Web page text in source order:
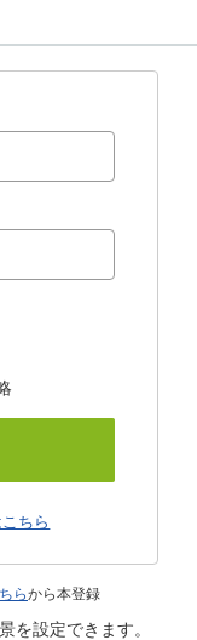
ちら
らから本登録
を設定できます。